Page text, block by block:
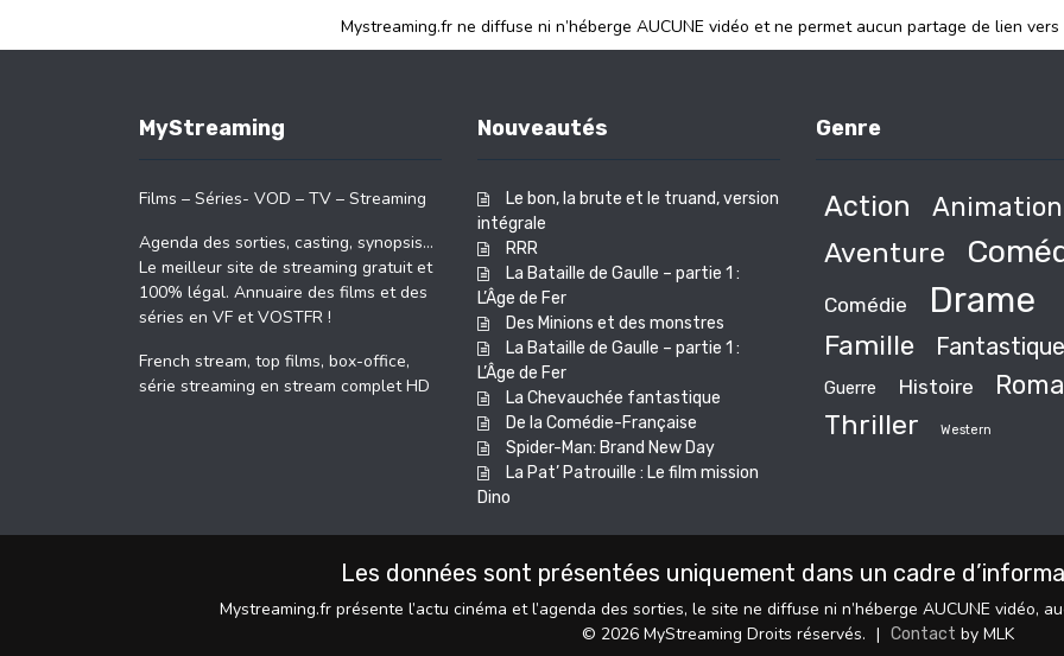
Mystreaming.fr ne diffuse ni n’héberge AUCUNE vidéo et ne permet aucun partage de lien
MyStreaming
Films – Séries- VOD – TV – Streaming
Agenda des sorties, casting, synopsis…
Le meilleur site de streaming gratuit et
100% légal. Annuaire des films et des
séries en VF et VOSTFR !
French stream, top films, box-office,
série streaming en stream complet HD
Nouveautés
Le bon, la brute et le truand, version
intégrale
RRR
La Bataille de Gaulle – partie 1 :
L’Âge de Fer
Des Minions et des monstres
La Bataille de Gaulle – partie 1 :
L’Âge de Fer
La Chevauchée fantastique
De la Comédie-Française
Spider-Man: Brand New Day
La Pat’ Patrouille : Le film mission
Dino
Genre
Action
Animation
Aventure
Comédie Drame
Famille Fantastique
Guerre Histoire
Thriller Western
Les données sont présentées uniquement dans un cadre
Mystreaming.fr présente l’actu cinéma et l’agenda des sorties, le site ne diffuse ni n’héberge AUCUNE vidéo,
© 2026 MyStreaming Droits réservés. | Contact by MLK